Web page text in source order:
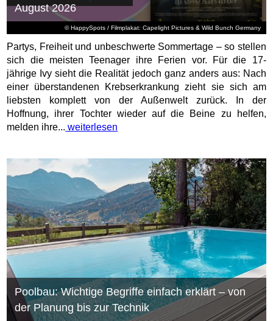
© HappySpots / Filmplakat: Capelight Pictures & Wild Bunch Germany
August 2026
Partys, Freiheit und unbeschwerte Sommertage – so stellen
sich die meisten Teenager ihre Ferien vor. Für die 17-
jährige Ivy sieht die Realität jedoch ganz anders aus: Nach
einer überstandenen Krebserkrankung zieht sie sich am
liebsten komplett von der Außenwelt zurück. In der
Hoffnung, ihrer Tochter wieder auf die Beine zu helfen,
melden ihre... weiterlesen
Poolbau: Wichtige Begriffe einfach erklärt – von
der Planung bis zur Technik